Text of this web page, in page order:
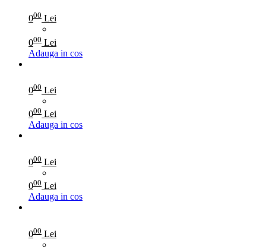
000 Lei
000 Lei
Adauga in cos
000 Lei
000 Lei
Adauga in cos
000 Lei
000 Lei
Adauga in cos
000 Lei